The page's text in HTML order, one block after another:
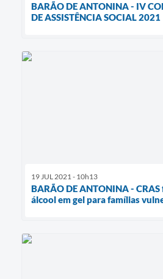
BARÃO DE ANTONINA - IV
DE ASSISTÊNCIA SOCIAL 2021
19 JUL 2021 - 10h13
BARÃO DE ANTONINA -
álcool em gel para famílias